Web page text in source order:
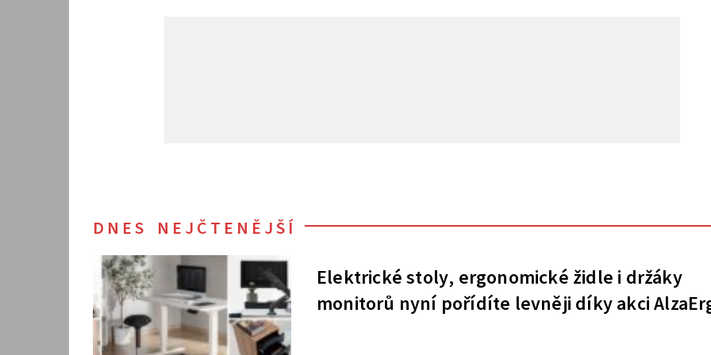
DNES NEJČTENĚJŠÍ
Elektrické stoly, ergonomické židle i držáky
monitorů nyní pořídíte levněji díky akci